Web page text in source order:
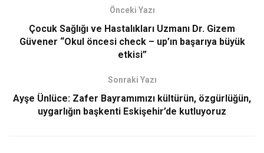
o
o
d
o
Önceki Yazı
Çocuk Sağlığı ve Hastalıkları Uzmanı Dr. Gizem
Güvener “Okul öncesi check – up’ın başarıya büyük
etkisi”
Sonraki Yazı
Ayşe Ünlüce: Zafer Bayramımızı kültürün, özgürlüğün,
uygarlığın başkenti Eskişehir’de kutluyoruz